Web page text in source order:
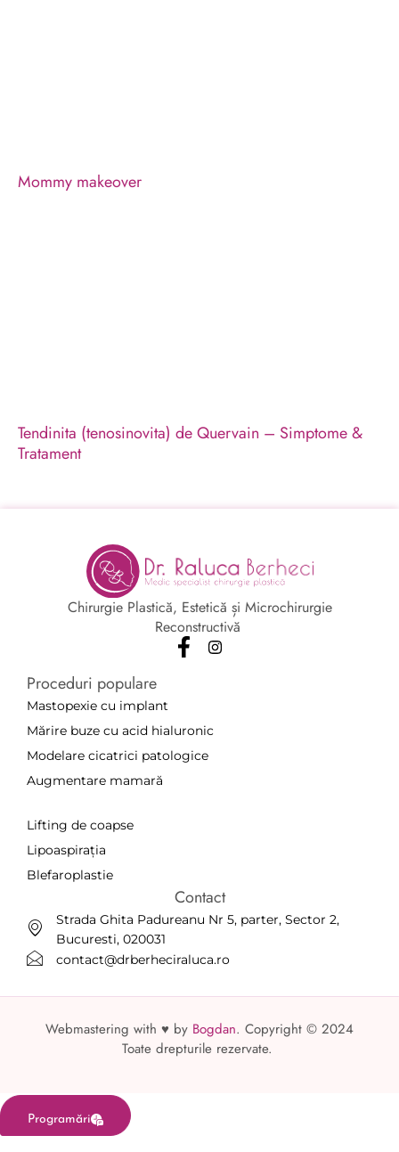
Mommy makeover
Tendinita (tenosinovita) de Quervain – Simptome &
Tratament
Chirurgie Plastică, Estetică și Microchirurgie
Reconstructivă
Proceduri populare
Mastopexie cu implant
Mărire buze cu acid hialuronic
Modelare cicatrici patologice
Augmentare mamară
Lifting de coapse
Lipoaspirația
Blefaroplastie
Contact
Strada Ghita Padureanu Nr 5, parter, Sector 2,
Bucuresti, 020031
contact@drberheciraluca.ro
Webmastering with ♥ by Bogdan. Copyright © 2024
Toate drepturile rezervate.
Programări